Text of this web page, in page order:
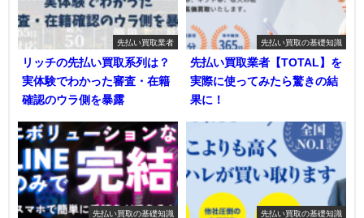
先払い買取業者
リッチの先払い買取系列は？
実体験でわかった審査・在籍
確認のウラ側を暴露
先払い買取の基礎知識
先払い買取業者【TOTAL】を
実際に使ってみたら驚きの結
果に！
先払い買取の基礎知識 先払い買取の基礎知識